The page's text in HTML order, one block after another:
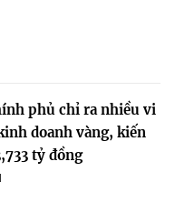
phủ chỉ ra nhiều vi
doanh vàng, kiến
tỷ đồng